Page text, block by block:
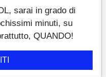
sarai in grado di
minuti, su
QUANDO!